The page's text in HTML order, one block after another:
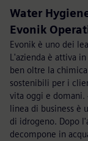
Water
Evonik
Evonik è uno dei
L'azienda è attiva
ben oltre la
sostenibili per i
vita oggi e domani.
linea di business è
di idrogeno. Dopo
decompone in